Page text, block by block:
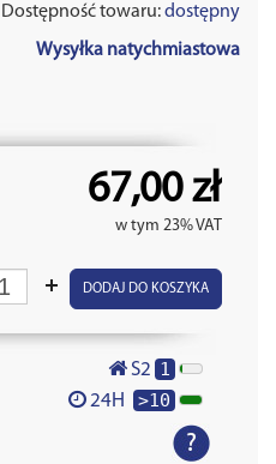
Dostępność towaru:dostępny
Wysyłka natychmiastowa
67,00 zł
w tym 23% VAT
DODAJ DO KOSZYKA
S2 1
24H >10